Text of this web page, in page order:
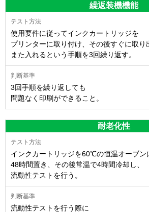
繰返装機機能
使用要件に従ってインクカートリッジを
プリンターに取り付け、その後すぐに取り
また入れるという手順を3回繰り返す。
3回手順を繰り返しても
問題なく印刷ができること。
耐老化性
インクカートリッジを60℃の恒温オーブン
48時間置き、その後常温で4時間冷却し、
流動性テストを行う。
流動性テストを行う際に